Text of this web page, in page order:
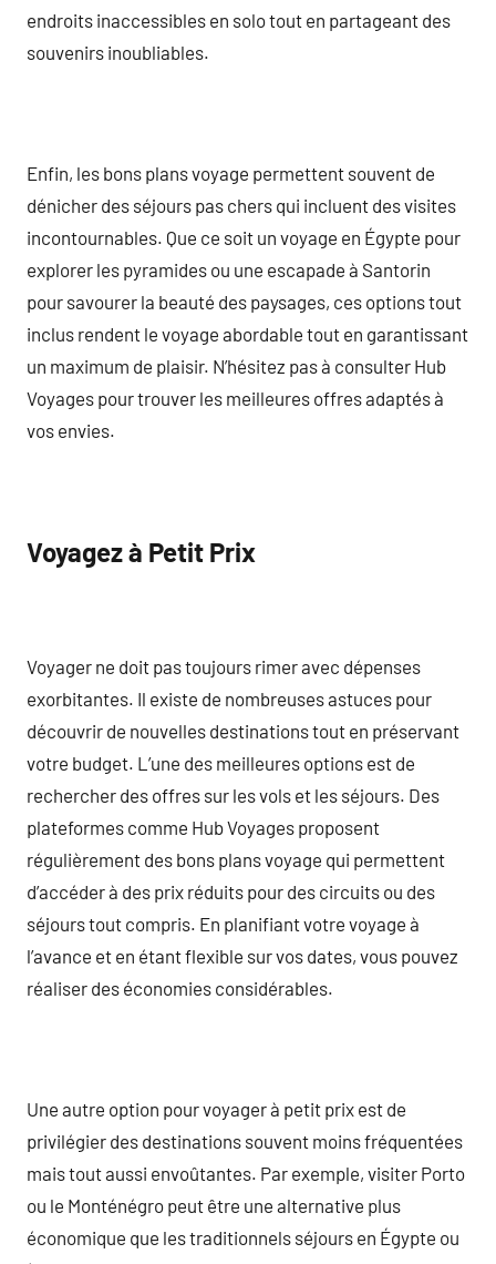
endroits inaccessibles en solo tout en partageant des
souvenirs inoubliables.
Enfin, les bons plans voyage permettent souvent de
dénicher des séjours pas chers qui incluent des visites
incontournables. Que ce soit un voyage en Égypte pour
explorer les pyramides ou une escapade à Santorin
pour savourer la beauté des paysages, ces options tout
inclus rendent le voyage abordable tout en garantissant
un maximum de plaisir. N’hésitez pas à consulter Hub
Voyages pour trouver les meilleures offres adaptés à
vos envies.
Voyagez à Petit Prix
Voyager ne doit pas toujours rimer avec dépenses
exorbitantes. Il existe de nombreuses astuces pour
découvrir de nouvelles destinations tout en préservant
votre budget. L’une des meilleures options est de
rechercher des offres sur les vols et les séjours. Des
plateformes comme Hub Voyages proposent
régulièrement des bons plans voyage qui permettent
d’accéder à des prix réduits pour des circuits ou des
séjours tout compris. En planifiant votre voyage à
l’avance et en étant flexible sur vos dates, vous pouvez
réaliser des économies considérables.
Une autre option pour voyager à petit prix est de
privilégier des destinations souvent moins fréquentées
mais tout aussi envoûtantes. Par exemple, visiter Porto
ou le Monténégro peut être une alternative plus
économique que les traditionnels séjours en Égypte ou